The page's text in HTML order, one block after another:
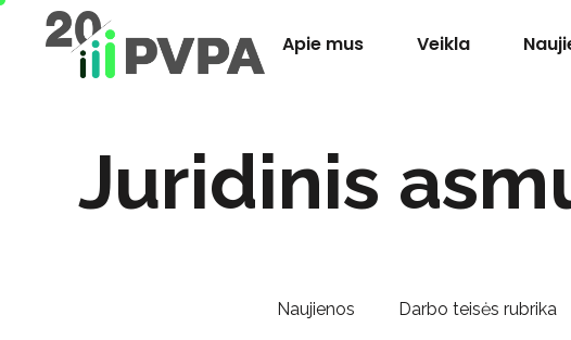
Apie mus Veikla
Juridinis
Naujienos Darbo teisės rubrika